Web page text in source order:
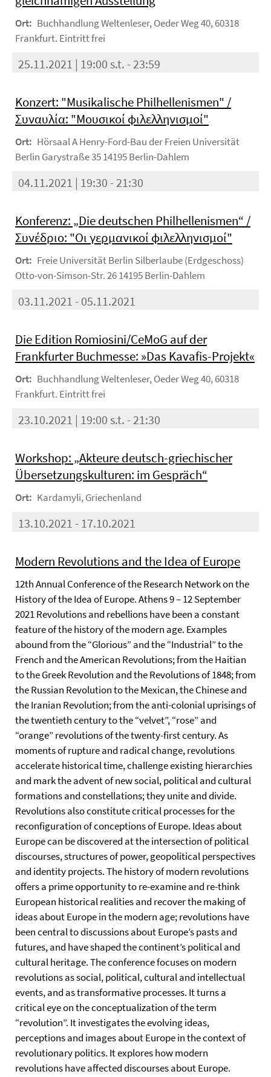
Ort: Buchhandlung Weltenleser, Oeder Weg 40, 60318
Frankfurt. Eintritt frei
25.11.2021 | 19:00 s.t. - 23:59
Konzert: "Musikalische Philhellenismen" /
Συναυλία: "Μουσικοί φιλελληνισμοί"
Ort: Hörsaal A Henry-Ford-Bau der Freien Universität
Berlin Garystraße 35 14195 Berlin-Dahlem
04.11.2021 | 19:30 - 21:30
Konferenz: „Die deutschen Philhellenismen“ /
Συνέδριο: "Οι γερμανικοί φιλελληνισμοί"
Ort: Freie Universität Berlin Silberlaube (Erdgeschoss)
Otto-von-Simson-Str. 26 14195 Berlin-Dahlem
03.11.2021 - 05.11.2021
Die Edition Romiosini/CeMoG auf der
Frankfurter Buchmesse: »Das Kavafis-Projekt«
Ort: Buchhandlung Weltenleser, Oeder Weg 40, 60318
Frankfurt. Eintritt frei
23.10.2021 | 19:00 s.t. - 21:30
Workshop: „Akteure deutsch-griechischer
Übersetzungskulturen: im Gespräch“
Ort: Kardamyli, Griechenland
13.10.2021 - 17.10.2021
Modern Revolutions and the Idea of Europe
12th Annual Conference of the Research Network on the
History of the Idea of Europe. Athens 9 – 12 September
2021 Revolutions and rebellions have been a constant
feature of the history of the modern age. Examples
abound from the “Glorious” and the “Industrial” to the
French and the American Revolutions; from the Haitian
to the Greek Revolution and the Revolutions of 1848; from
the Russian Revolution to the Mexican, the Chinese and
the Iranian Revolution; from the anti-colonial uprisings of
the twentieth century to the “velvet”, “rose” and
“orange” revolutions of the twenty-first century. As
moments of rupture and radical change, revolutions
accelerate historical time, challenge existing hierarchies
and mark the advent of new social, political and cultural
formations and constellations; they unite and divide.
Revolutions also constitute critical processes for the
reconfiguration of conceptions of Europe. Ideas about
Europe can be discovered at the intersection of political
discourses, structures of power, geopolitical perspectives
and identity projects. The history of modern revolutions
offers a prime opportunity to re-examine and re-think
European historical realities and recover the making of
ideas about Europe in the modern age; revolutions have
been central to discussions about Europe’s pasts and
futures, and have shaped the continent’s political and
cultural heritage. The conference focuses on modern
revolutions as social, political, cultural and intellectual
events, and as transformative processes. It turns a
critical eye on the conceptualization of the term
“revolution”. It investigates the evolving ideas,
perceptions and images about Europe in the context of
revolutionary politics. It explores how modern
revolutions have affected discourses about Europe.